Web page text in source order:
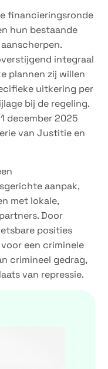
financieringsronde
hun bestaande
integraal
plannen zij willen
uitkering per
bij de regeling.
december 2025
van Justitie en
aanpak,
met lokale,
Door
posities
een criminele
crimineel gedrag,
van repressie.